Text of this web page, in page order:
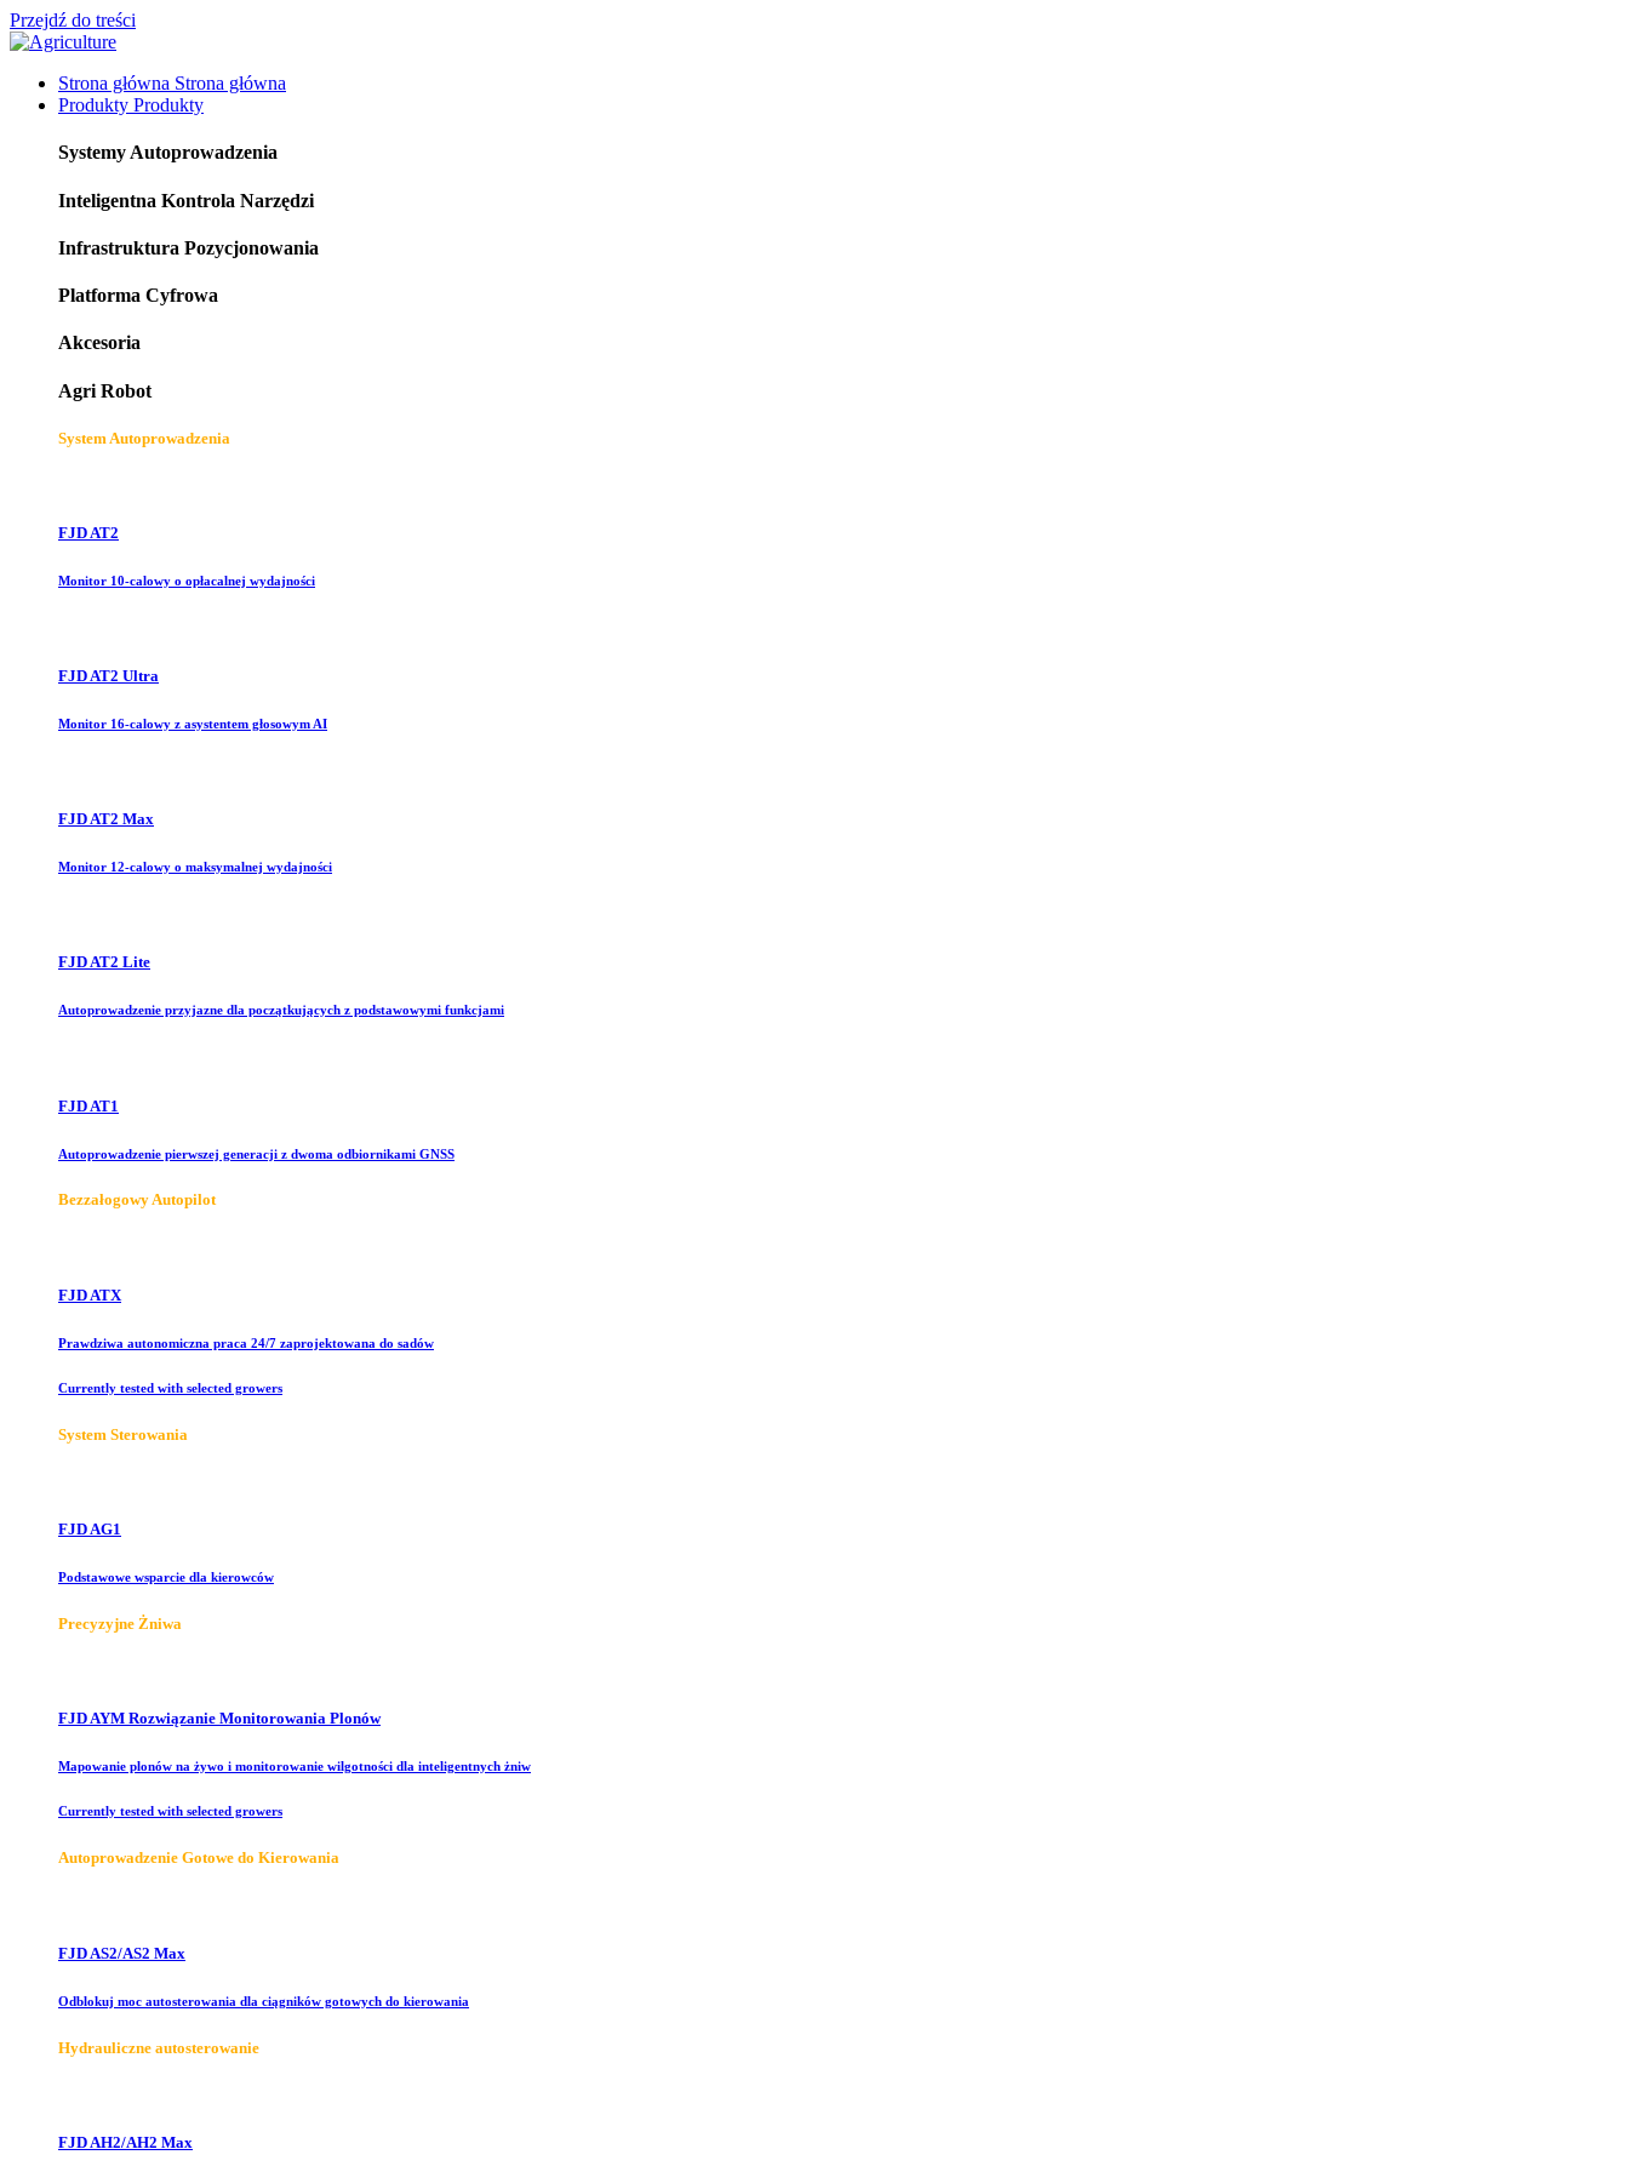
Przejdź do treści
Strona główna Strona główna
Produkty Produkty
Systemy Autoprowadzenia
Inteligentna Kontrola Narzędzi
Infrastruktura Pozycjonowania
Platforma Cyfrowa
Akcesoria
Agri Robot
System Autoprowadzenia
FJD AT2
Monitor 10-calowy o opłacalnej wydajności
FJD AT2 Ultra
Monitor 16-calowy z asystentem głosowym AI
FJD AT2 Max
Monitor 12-calowy o maksymalnej wydajności
FJD AT2 Lite
Autoprowadzenie przyjazne dla początkujących z podstawowymi funkcjami
FJD AT1
Autoprowadzenie pierwszej generacji z dwoma odbiornikami GNSS
Bezzałogowy Autopilot
FJD ATX
Prawdziwa autonomiczna praca 24/7 zaprojektowana do sadów
Currently tested with selected growers
System Sterowania
FJD AG1
Podstawowe wsparcie dla kierowców
Precyzyjne Żniwa
FJD AYM Rozwiązanie Monitorowania Plonów
Mapowanie plonów na żywo i monitorowanie wilgotności dla inteligentnych żniw
Currently tested with selected growers
Autoprowadzenie Gotowe do Kierowania
FJD AS2/AS2 Max
Odblokuj moc autosterowania dla ciągników gotowych do kierowania
Hydrauliczne autosterowanie
FJD AH2/AH2 Max